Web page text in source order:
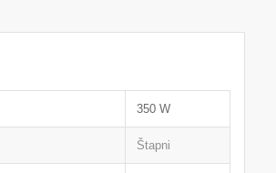
350 W
Štapni